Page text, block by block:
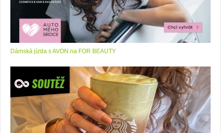
Dámská jízda s AVON na FOR BEAUTY